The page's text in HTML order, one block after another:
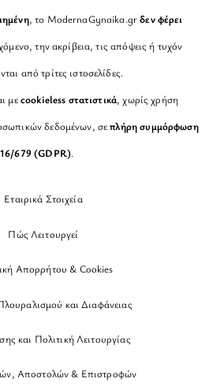
, το ModernaGynaika.grδεν φέρει
την ακρίβεια, τις απόψεις ή τυχόν
από τρίτες ιστοσελίδες.
μεcookieless στατιστικά, χωρίς χρήση
δεδομένων, σεπλήρη συμμόρφωση
679 (GDPR).
Εταιρικά Στοιχεία
Πώς Λειτουργεί
Απορρήτου & Cookies
και Διαφάνειας
και Πολιτική Λειτουργίας
Αποστολών & Επιστροφών